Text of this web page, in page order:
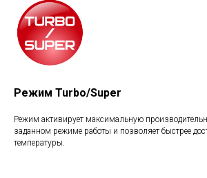
Режим Turbo/Super
Режим активирует максимальную
заданном режиме работы и позволяет быстрее
температуры.